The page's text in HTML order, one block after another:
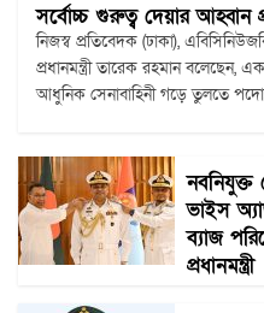
সর্বোচ্চ গুরুত্ব দেয়ার আহ্বান
নিজস্ব প্রতিবেদক (ঢাকা),
প্রধানমন্ত্রী তারেক রহমান বলেছেন,
আধুনিক সেনাবাহিনী গড়ে তুলতে
নবনিযুক্ত
ভাইস
ব্যাজ
প্রধানমন্ত্রী